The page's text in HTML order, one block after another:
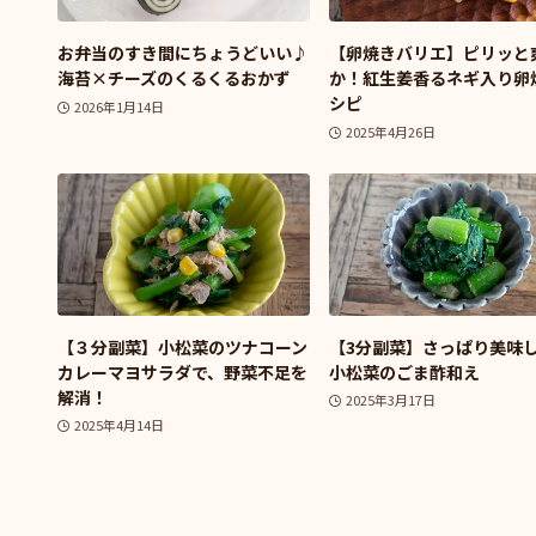
お弁当のすき間にちょうどいい♪
海苔×チーズのくるくるおかず
2026年1月14日
【卵焼きバリエ】ピリッと
か！紅生姜香るネギ入り卵
シピ
2025年4月26日
【３分副菜】小松菜のツナコーン
カレーマヨサラダで、野菜不足を
解消！
2025年4月14日
【3分副菜】さっぱり美味
小松菜のごま酢和え
2025年3月17日